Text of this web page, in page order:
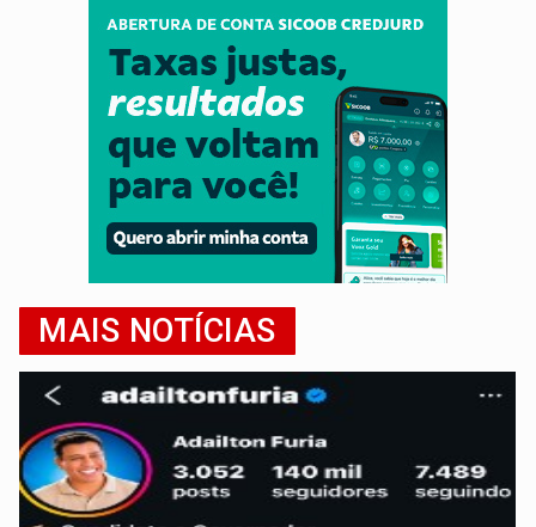
MAIS NOTÍCIAS